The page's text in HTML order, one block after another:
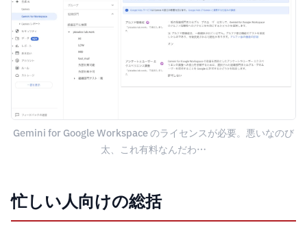
Gemini for Google Workspace のライセンスが必要。悪いなのび
太、これ有料なんだわ…
忙しい人向けの総括